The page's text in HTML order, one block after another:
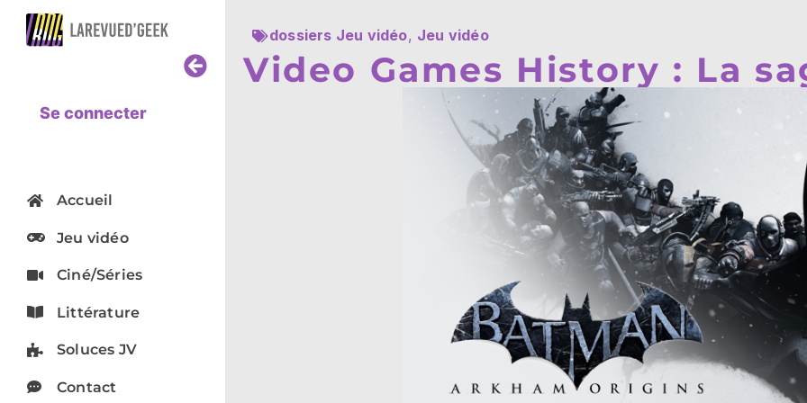
Se connecter
Accueil
Jeu vidéo
Ciné/Séries
Littérature
Soluces JV
Contact
dossiers Jeu vidéo, Jeu vidéo
Video Games History : La